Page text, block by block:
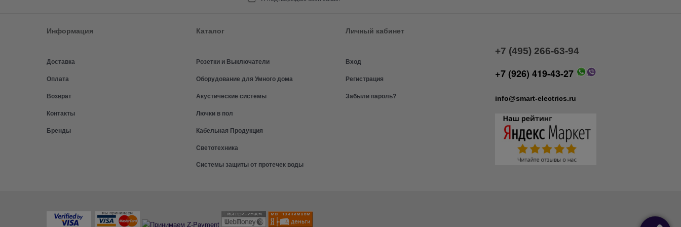
Информация
Доставка
Оплата
Возврат
Контакты
Бренды
Каталог
Розетки и Выключатели
Оборудование для Умного дома
Акустические системы
Лючки в пол
Кабельная Продукция
Светотехника
Системы защиты от протечек воды
Личный кабинет
Вход
Регистрация
Забыли пароль?
+7 (495) 266-63-94
+7 (926) 419-43-27
info@smart-electrics.ru